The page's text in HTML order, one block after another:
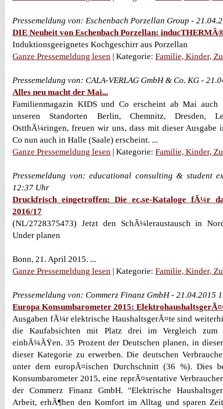
Pressemeldung von: Eschenbach Porzellan Group -
DIE Neuheit von Eschenbach Porzellan:
Induktionsgeeignetes Kochgeschirr aus Porzellan
Ganze Pressemeldung lesen | Kategorie: Familie, Kinder,
Pressemeldung von: CALA-VERLAG GmbH & Co. KG -
Alles neu macht der Mai...
Familienmagazin KIDS und Co erscheint ab Mai auch
unseren Standorten Berlin, Chemnitz, Dresden,
OstthÃ¼ringen, freuen wir uns, dass mit dieser Ausgabe
Co nun auch in Halle (Saale) erscheint. ...
Ganze Pressemeldung lesen | Kategorie: Familie, Kinder,
Pressemeldung von: educational consulting & student
12:37 Uhr
Druckfrisch eingetroffen: Die ec.se-Kataloge fÃ¼r
2016/17
(NL/2728375473) Jetzt den SchÃ¼leraustausch in
Under planen
Bonn, 21. April 2015. ...
Ganze Pressemeldung lesen | Kategorie: Familie, Kinder,
Pressemeldung von: Commerz Finanz GmbH - 21.04.2015
Europa Konsumbarometer 2015:
Ausgaben fÃ¼r elektrische HaushaltsgerÃ¤te sind
die Kaufabsichten mit Platz drei im Vergleich zum
einbÃ¼ÃŸen. 35 Prozent der Deutschen planen, in
dieser Kategorie zu erwerben. Die deutschen
unter dem europÃ¤ischen Durchschnitt (36 %). Dies
Konsumbarometer 2015, eine reprÃ¤sentative
der Commerz Finanz GmbH. "Elektrische
Arbeit, erhÃ¶hen den Komfort im Alltag und sparen